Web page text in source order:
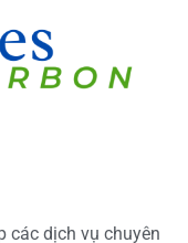
các dịch vụ chuyên